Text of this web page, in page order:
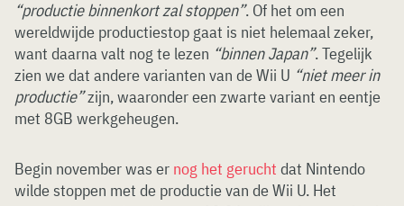
“productie binnenkort zal stoppen”. Of het om een
wereldwijde productiestop gaat is niet helemaal zeker,
want daarna valt nog te lezen “binnen Japan”. Tegelijk
zien we dat andere varianten van de Wii U “niet meer in
productie”zijn, waaronder een zwarte variant en eentje
met 8GB werkgeheugen.
Begin november was er nog het gerucht dat Nintendo
wilde stoppen met de productie van de Wii U. Het